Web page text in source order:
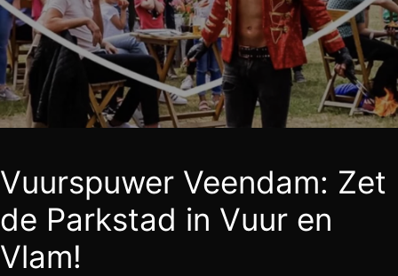
Vuurspuwer Veendam: Zet
de Parkstad in Vuur en
Vlam!